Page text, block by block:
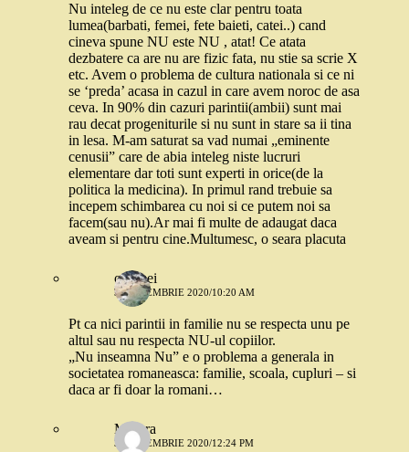
Nu inteleg de ce nu este clar pentru toata
lumea(barbati, femei, fete baieti, catei..) cand
cineva spune NU este NU , atat! Ce atata
dezbatere ca are nu are fizic fata, nu stie sa scrie X
etc. Avem o problema de cultura nationala si ce ni
se ‘preda’ acasa in cazul in care avem noroc de asa
ceva. In 90% din cazuri parintii(ambii) sunt mai
rau decat progeniturile si nu sunt in stare sa ii tina
in lesa. M-am saturat sa vad numai „eminente
cenusii” care de abia inteleg niste lucruri
elementare dar toti sunt experti in orice(de la
politica la medicina). In primul rand trebuie sa
incepem schimbarea cu noi si ce putem noi sa
facem(sau nu).Ar mai fi multe de adaugat daca
aveam si pentru cine.Multumesc, o seara placuta
o femei
3 SEPTEMBRIE 2020/10:20 AM
Pt ca nici parintii in familie nu se respecta unu pe
altul sau nu respecta NU-ul copiilor.
„Nu inseamna Nu” e o problema a generala in
societatea romaneasca: familie, scoala, cupluri – si
daca ar fi doar la romani…
Morera
3 SEPTEMBRIE 2020/12:24 PM